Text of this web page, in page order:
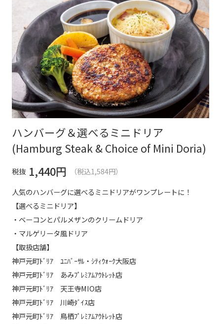
ハンバーグ＆選べるミニドリア
(Hamburg Steak & Choice of Mini Doria)
税抜 1,440円
（税込1,584円）
人気のハンバーグに選べるミニドリアがワンプレートに！
【選べるミニドリア】
・ベーコンとパルメザンのクリームドリア
・マルゲリータ風ドリア
【取扱店舗】
神戸元町ﾄﾞﾘｱ ﾕﾆﾊﾞｰｻﾙ・ｼﾃｨｳｫｰｸ大阪店
神戸元町ﾄﾞﾘｱ あみﾌﾟﾚﾐｱﾑｱｳﾄﾚｯﾄ店
神戸元町ﾄﾞﾘｱ 天王寺MIO店
神戸元町ﾄﾞﾘｱ 川崎ﾀﾞｲｽ店
神戸元町ﾄﾞﾘｱ 鳥栖ﾌﾟﾚﾐｱﾑｱｳﾄﾚｯﾄ店